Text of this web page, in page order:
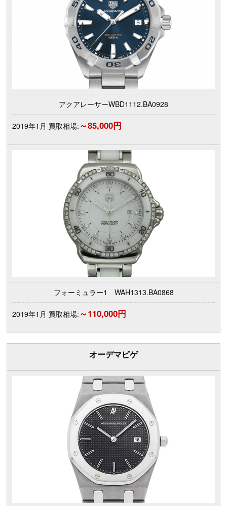
アクアレーサーWBD1112.BA0928
2019年1月 買取相場: ～85,000円
フォーミュラー1 WAH1313.BA0868
2019年1月 買取相場: ～110,000円
オーデマピゲ